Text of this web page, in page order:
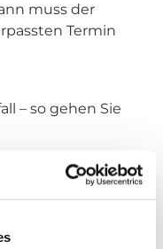
muss der
Termin
– so gehen Sie
wegen
ist und wie Sie am